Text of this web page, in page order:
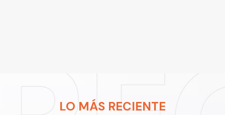
LO MÁS RECIENTE